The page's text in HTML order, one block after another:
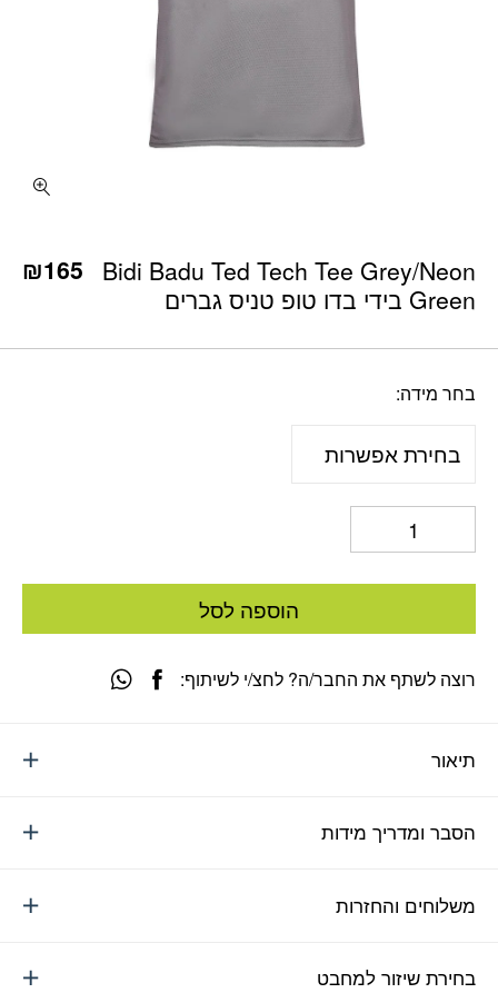
Bidi Badu Ted Tech Tee Grey/Neon
Green בידי בדו טופ טניס גברים
₪165
בחר מידה
הוספה לסל
תיאור
הסבר ומדריך מידות
משלוחים והחזרות
בחירת שיזור למחבט
רוצה לשתף את החבר/ה? לחצ/י לשיתוף: